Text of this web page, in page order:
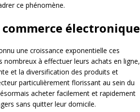
ce phénomène.
commerce électronique
une croissance exponentielle ces
à effectuer leurs achats en ligne,
et la diversification des produits et
particulièrement florissant au sein du
acheter facilement et rapidement
sans quitter leur domicile.